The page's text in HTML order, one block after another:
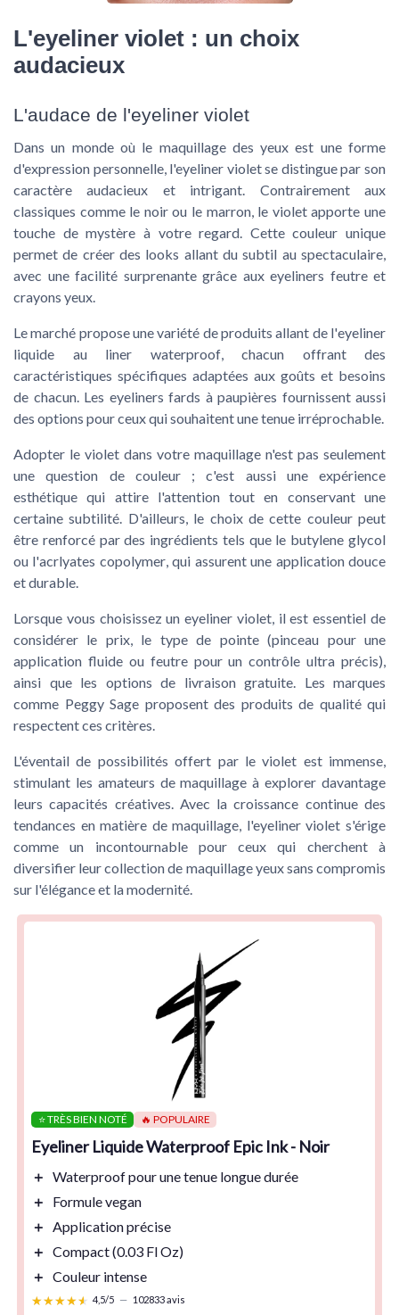
L'eyeliner violet : un choix
audacieux
L'audace de l'eyeliner violet
Dans un monde où le maquillage des yeux est une forme
d'expression personnelle, l'eyeliner violet se distingue par son
caractère audacieux et intrigant. Contrairement aux
classiques comme le noir ou le marron, le violet apporte une
touche de mystère à votre regard. Cette couleur unique
permet de créer des looks allant du subtil au spectaculaire,
avec une facilité surprenante grâce aux eyeliners feutreet
crayons yeux
Le marché propose une variété de produits allant de l'eyeliner
liquide au liner waterproof, chacun offrant des
caractéristiques spécifiques adaptées aux goûts et besoins
de chacun. Les eyeliners fards à paupières fournissent aussi
des options pour ceux qui souhaitent unetenue irréprochable.
Adopter le violet dans votre maquillage n'est pas seulement
une question de couleur ; c'est aussi une expérience
esthétique qui attire l'attention tout en conservant une
certaine subtilité. D'ailleurs, le choix de cette couleur peut
être renforcé par des ingrédients tels que le butylene glycol
ou l'acrlyates copolymer, qui assurent une application douce
et durable.
Lorsque vous choisissez un eyeliner violet, il est essentiel de
considérer le prix, le type de pointe(pinceau pour une
application fluide ou feutre pour un contrôle ultra précis),
ainsi que les options de livraison gratuite . Les marques
comme Peggy Sage proposent des produits de qualité qui
respectent ces critères.
L'éventail de possibilités offert par le violet est immense,
stimulant les amateurs de maquillage à explorer davantage
leurs capacités créatives. Avec la croissance continue des
tendances en matière de maquillage, l'eyeliner violet s'érige
comme un incontournable pour ceux qui cherchent à
diversifier leur collection de maquillage yeux sans compromis
sur l'élégance et la modernité.
⭐ TRÈS BIEN NOTÉ 🔥 POPULAIRE
Eyeliner Liquide Waterproof Epic Ink - Noir
＋ Waterproofpour une tenue longue durée
＋
Formule vegan
＋
Application précise
＋ Compact(0.03 Fl Oz)
＋ Couleur intense
★★★★★
★★★★★ 4,5/5 — 102833 avis